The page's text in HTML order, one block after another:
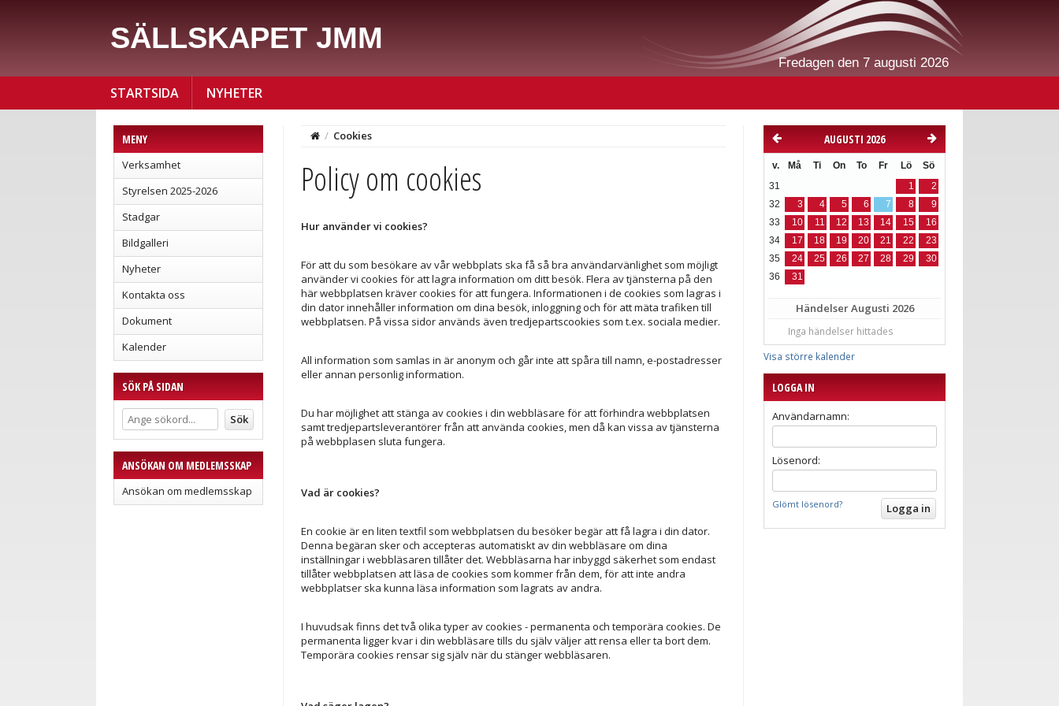
SÄLLSKAPET JMM
Fredagen den 7 augusti 2026
STARTSIDA NYHETER
MENY
Verksamhet
Styrelsen 2025-2026
Stadgar
Bildgalleri
Nyheter
Kontakta oss
Dokument
Kalender
SÖK PÅ SIDAN
ANSÖKAN OM MEDLEMSSKAP
Ansökan om medlemsskap
AUGUSTI 2026
v. Må Ti On To Fr Lö Sö
31 1
2
32
3 4 5 6 7 8
9
33
10 11 12 13 14 15
16
34
17 18 19 20 21 22
23
35
24 25 26 27 28 29
30
36
31
HändelserAugusti 2026
Inga händelser hittades
Visa större kalender
LOGGA IN
Användarnamn:
Lösenord:
Glömt lösenord?
/ Cookies
Policy om cookies
Hur använder vi cookies?
För att du som besökare av vår webbplats ska få så bra användarvänlighet som möjligt
använder vi cookies för att lagra information om ditt besök. Flera av tjänsterna på den
här webbplatsen kräver cookies för att fungera. Informationen i de cookies som lagras i
din dator innehåller information om dina besök, inloggning och för att mäta trafiken till
webbplatsen. På vissa sidor används även tredjepartscookies som t.ex. sociala medier.
All information som samlas in är anonym och går inte att spåra till namn, e-postadresser
eller annan personlig information.
Du har möjlighet att stänga av cookies i din webbläsare för att förhindra webbplatsen
samt tredjepartsleverantörer från att använda cookies, men då kan vissa av tjänsterna
på webbplasen sluta fungera.
Vad är cookies?
En cookie är en liten textfil som webbplatsen du besöker begär att få lagra i din dator.
Denna begäran sker och accepteras automatiskt av din webbläsare om dina
inställningar i webbläsaren tillåter det. Webbläsarna har inbyggd säkerhet som endast
tillåter webbplatsen att läsa de cookies som kommer från dem, för att inte andra
webbplatser ska kunna läsa information som lagrats av andra.
I huvudsak finns det två olika typer av cookies - permanenta och temporära cookies. De
permanenta ligger kvar i din webbläsare tills du själv väljer att rensa eller ta bort dem.
Temporära cookies rensar sig själv när du stänger webbläsaren.